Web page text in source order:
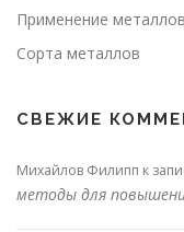
Применение металлов
Сорта металлов
СВЕЖИЕ
Михайлов Филипп к
методы для